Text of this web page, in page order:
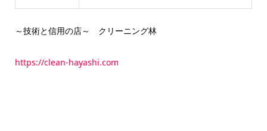
～技術と信用の店～ クリーニング林
https://clean-hayashi.com